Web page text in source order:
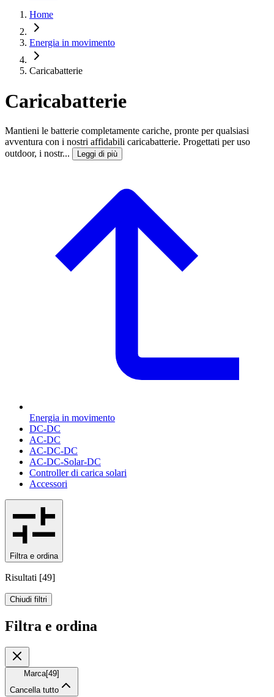
Home
Energia in movimento
Caricabatterie
Caricabatterie
Mantieni le batterie completamente cariche, pronte per qualsiasi
avventura con i nostri affidabili caricabatterie. Progettati per uso
outdoor, i nostr...
Leggi di più
Energia in movimento
DC-DC
AC-DC
AC-DC-DC
AC-DC-Solar-DC
Controller di carica solari
Accessori
Filtra e ordina
Risultati [49]
Chiudi filtri
Filtra e ordina
Marca[49]
Cancella tutto